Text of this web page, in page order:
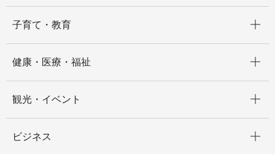
子育て・教育
健康・医療・福祉
観光・イベント
ビジネス